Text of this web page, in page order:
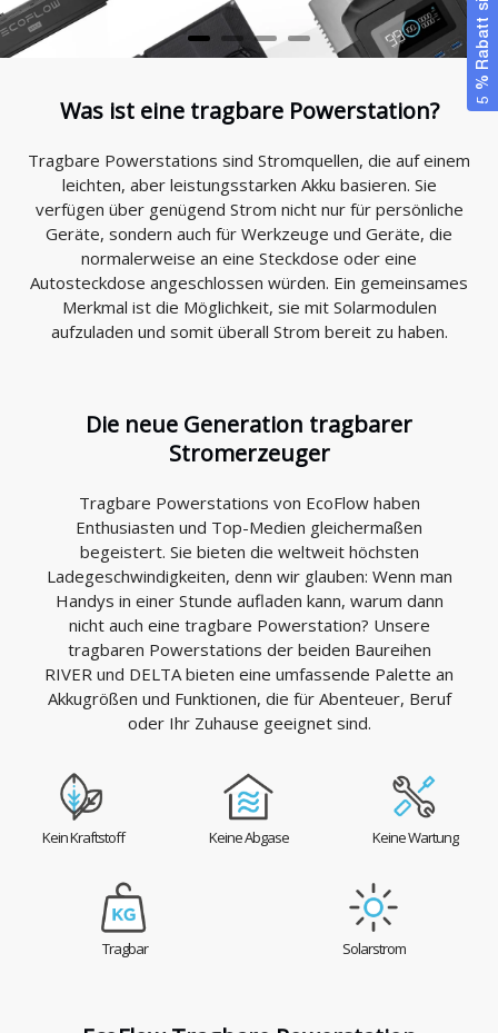
Was ist eine tragbare Powerstation?
Tragbare Powerstations sind Stromquellen, die auf einem
leichten, aber leistungsstarken Akku basieren. Sie
verfügen über genügend Strom nicht nur für persönliche
Geräte, sondern auch für Werkzeuge und Geräte, die
normalerweise an eine Steckdose oder eine
Autosteckdose angeschlossen würden. Ein gemeinsames
Merkmal ist die Möglichkeit, sie mit Solarmodulen
aufzuladen und somit überall Strom bereit zu haben.
Die neue Generation tragbarer
Stromerzeuger
Tragbare Powerstations von EcoFlow haben
Enthusiasten und Top-Medien gleichermaßen
begeistert. Sie bieten die weltweit höchsten
Ladegeschwindigkeiten, denn wir glauben: Wenn man
Handys in einer Stunde aufladen kann, warum dann
nicht auch eine tragbare Powerstation? Unsere
tragbaren Powerstations der beiden Baureihen
RIVER und DELTA bieten eine umfassende Palette an
Akkugrößen und Funktionen, die für Abenteuer, Beruf
oder Ihr Zuhause geeignet sind.
Kein Kraftstoff Keine Abgase Keine Wartung
Tragbar Solarstrom